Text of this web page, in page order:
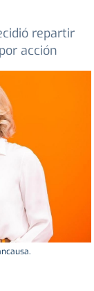
repartir
acción